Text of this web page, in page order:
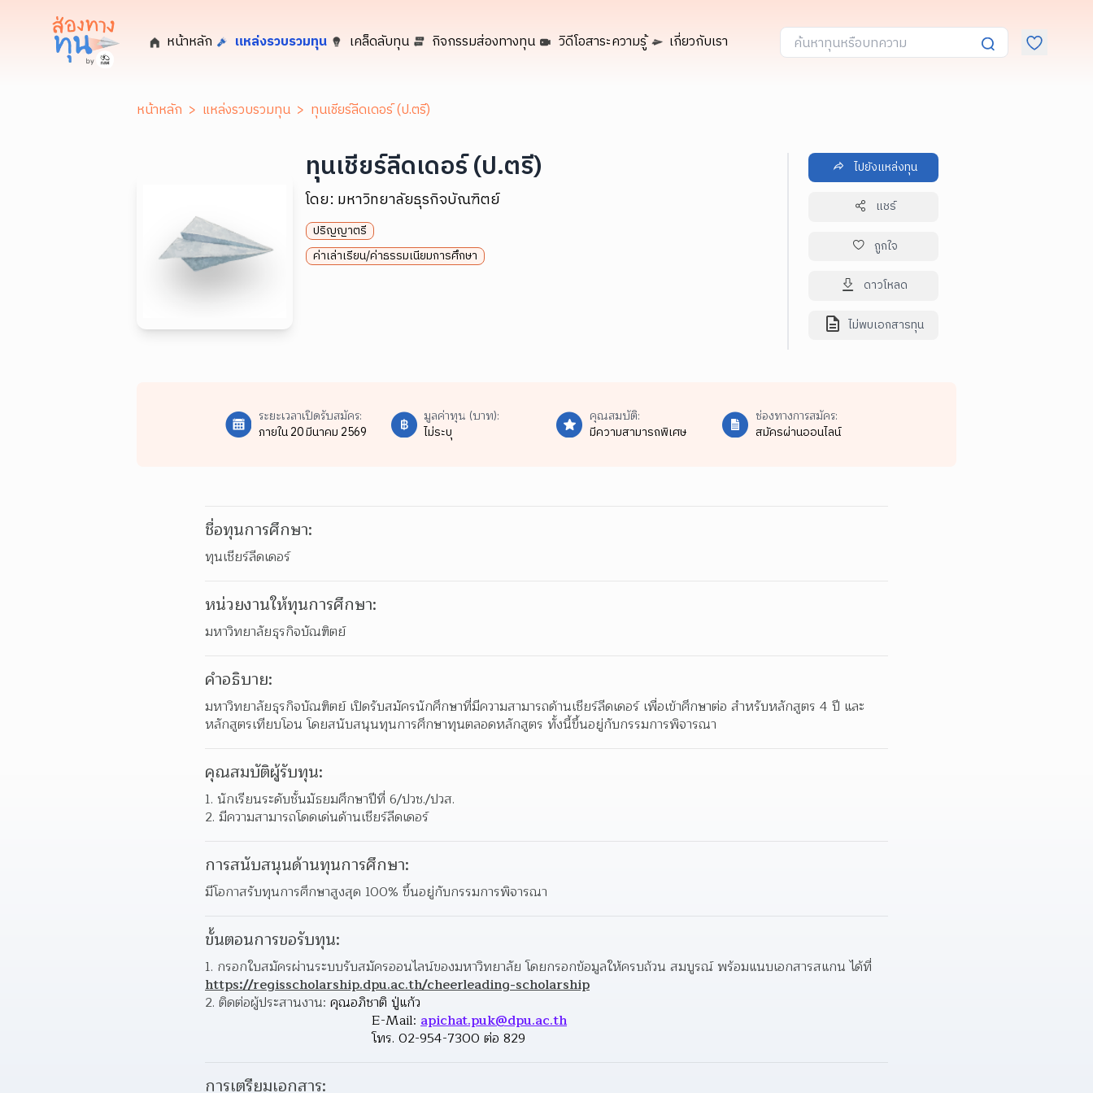
หน้าหลัก แหล่งรวบรวมทุน เคล็ดลับทุน กิจกรรมส่องทางทุน วิดีโอสาระความรู้ เกี่ยวกับเรา
หน้าหลัก > แหล่งรวบรวมทุน > ทุนเชียร์ลีดเดอร์ (ป.ตรี)
ทุนเชียร์ลีดเดอร์ (ป.ตรี)
โดย: มหาวิทยาลัยธุรกิจบัณฑิตย์
ปริญญาตรี
ค่าเล่าเรียน/ค่าธรรมเนียมการศึกษา
ไปยังแหล่งทุน
แชร์
ถูกใจ
ดาวโหลด
ไม่พบเอกสารทุน
ระยะเวลาเปิดรับสมัคร:
ภายใน 20 มีนาคม 2569
มูลค่าทุน (บาท):
ไม่ระบุ
คุณสมบัติ:
มีความสามารถพิเศษ
ช่องทางการสมัคร:
สมัครผ่านออนไลน์
ชื่อทุนการศึกษา:
ทุนเชียร์ลีดเดอร์
หน่วยงานให้ทุนการศึกษา:
มหาวิทยาลัยธุรกิจบัณฑิตย์
คำอธิบาย:
มหาวิทยาลัยธุรกิจบัณฑิตย์ เปิดรับสมัครนักศึกษาที่มีความสามารถด้านเชียร์ลีดเดอร์ เพื่อเข้าศึกษาต่อ สำหรับหลักสูตร 4 ปี และ
หลักสูตรเทียบโอน โดยสนับสนุนทุนการศึกษาทุนตลอดหลักสูตร ทั้งนี้ขึ้นอยู่กับกรรมการพิจารณา
คุณสมบัติผู้รับทุน:
1. นักเรียนระดับชั้นมัธยมศึกษาปีที่ 6/ปวช./ปวส.
2. มีความสามารถโดดเด่นด้านเชียร์ลีดเดอร์
การสนับสนุนด้านทุนการศึกษา:
มีโอกาสรับทุนการศึกษาสูงสุด 100% ขึ้นอยู่กับกรรมการพิจารณา
ขั้นตอนการขอรับทุน:
https://regisscholarship.dpu.ac.th/cheerleading-scholarship
2. ติดต่อผู้ประสานงาน: คุณอภิชาติ ปู่แก้ว
                                         E-Mail:
apichat.puk@dpu.ac.th
                                         โทร. 02-954-7300 ต่อ 829
การเตรียมเอกสาร: